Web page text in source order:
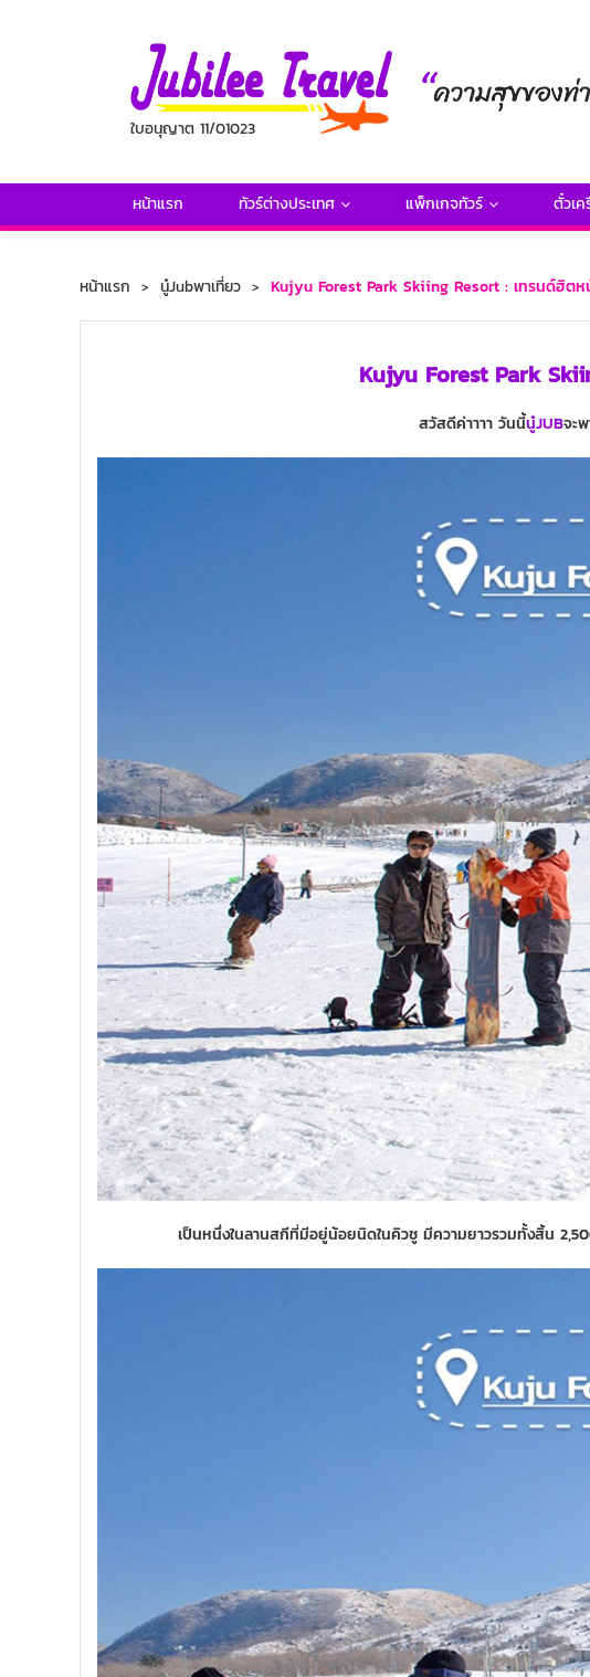
ใบอนุญาต 11/01023
หน้าแรก ทัวร์ต่างประเทศ แพ็กเกจทัวร์ ตั๋วเ
หน้าแรก นู๋Jubพาเที่ยว Kujyu Forest Park Skiing Resort : เทรนด์ฮิตห
Kujyu Forest Park
สวัสดีค่าาาา วันนี้นู๋JUBจะ
เป็นหนึ่งในลานสกีที่มีอยู่น้อยนิดในคิวชู มีความยาวรวมทั้งสิ้น